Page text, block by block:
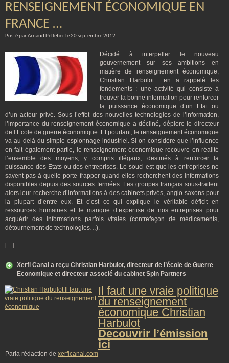
RENSEIGNEMENT ÉCONOMIQUE EN
FRANCE …
Posté par Arnaud Pelletier le 20 septembre 2012
Décidé à interpeller le nouveau
gouvernement sur ses ambitions en
matière de renseignement économique,
Christian Harbulot en a rappelé les
fondements : une activité qui consiste à
trouver la bonne information pour renforcer
la puissance économique d’un Etat ou
d’un acteur privé. Sous l’effet des nouvelles technologies de l’information,
l’importance du renseignement économique a décliné, déplore le directeur
de l’Ecole de guerre économique. Et pourtant, le renseignement économique
va au-delà du simple espionnage industriel. Si on considère que l’influence
en fait également partie, le renseignement économique recouvre en réalité
l’ensemble des moyens, y compris illégaux, destinés à renforcer la
puissance des Etats ou des entreprises. Le souci est que les entreprises ne
savent pas à quelle porte frapper quand elles recherchent des informations
disponibles depuis des sources fermées. Les groupes français sous-traitent
alors leur recherche d’informations à des cabinets privés, anglo-saxons pour
la plupart d’entre eux. Et c’est ce qui explique le véritable déficit en
ressources humaines et le manque d’expertise de nos entreprises pour
acquérir des informations parfois vitales (contrefaçon de médicaments,
détournement de technologies…).
[…]
Xerfi Canal a reçu Christian Harbulot, directeur de l’école de Guerre
Economique et directeur associé du cabinet Spin Partners
Il faut une vraie politique
du renseignement
économique Christian
Harbulot
Decouvrir l’émission
ici
Parla rédaction de xerficanal.com